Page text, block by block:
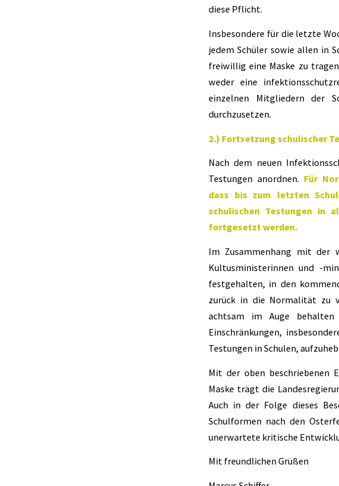
diese Pflicht.
Insbesondere für die letzte
jedem Schüler sowie allen in
freiwillig eine Maske zu
weder eine
einzelnen Mitgliedern der
durchzusetzen.
2.) Fortsetzung schulischer
Nach dem neuen
Testungen anordnen. Für
dass bis zum letzten
schulischen Testungen in
fortgesetzt werden.
Im Zusammenhang mit der
Kultusministerinnen und -
festgehalten, in den
zurück in die Normalität zu
achtsam im Auge
Einschränkungen,
Testungen in Schulen,
Mit der oben beschriebenen
Maske trägt die
Auch in der Folge dieses
Schulformen nach den
unerwartete kritische
Mit freundlichen Grüßen